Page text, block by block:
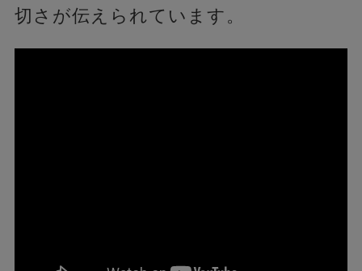
切さが伝えられています。